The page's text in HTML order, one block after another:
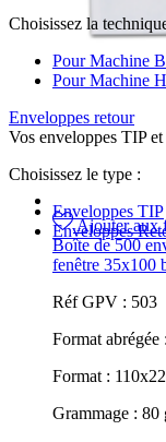
Choisissez la
Pour Machine
Pour Machine
Enveloppes retour
Vos enveloppes TIP
Choisissez le type :
Enveloppes TIP
Enveloppes
Ajouter aux
Boîte de 500
fenêtre 35x100
Réf GPV : 503
Format abrégée :
Format :
Grammage : 80